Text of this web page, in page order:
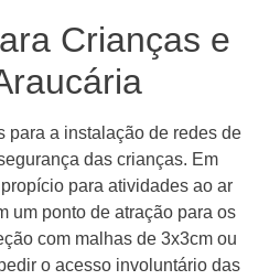
Crianças e
para a instalação de redes de
das crianças. Em
para atividades ao ar
um ponto de atração para os
com malhas de 3x3cm ou
o acesso involuntário das